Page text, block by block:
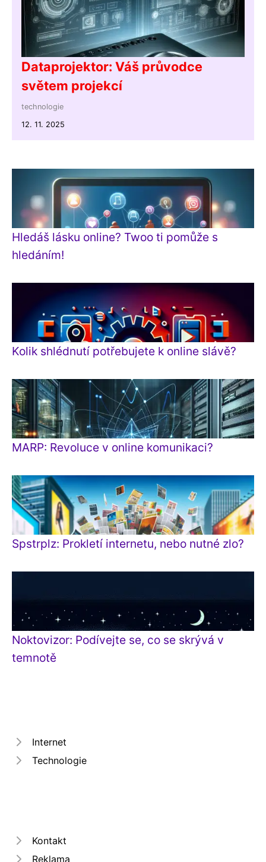
Dataprojektor: Váš průvodce
světem projekcí
technologie
12. 11. 2025
Hledáš lásku online? Twoo ti pomůže s
hledáním!
Kolik shlédnutí potřebujete k online slávě?
MARP: Revoluce v online komunikaci?
Spstrplz: Prokletí internetu, nebo nutné zlo?
Noktovizor: Podívejte se, co se skrývá v
temnotě
Internet
Technologie
Kontakt
Reklama